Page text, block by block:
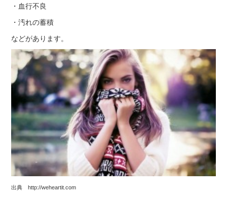
・血行不良
・汚れの蓄積
などがあります。
出典 http://weheartit.com